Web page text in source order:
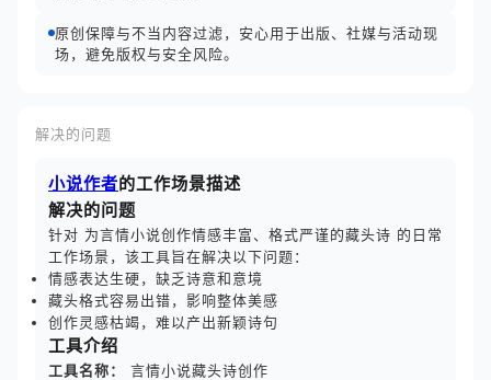
原创保障与不当内容过滤，安心用于出版、社媒与活动现
场，避免版权与安全风险。
解决的问题
小说作者的工作场景描述
解决的问题
针对 为言情小说创作情感丰富、格式严谨的藏头诗 的日常
工作场景，该工具旨在解决以下问题：
情感表达生硬，缺乏诗意和意境
藏头格式容易出错，影响整体美感
创作灵感枯竭，难以产出新颖诗句
工具介绍
工具名称：
言情小说藏头诗创作